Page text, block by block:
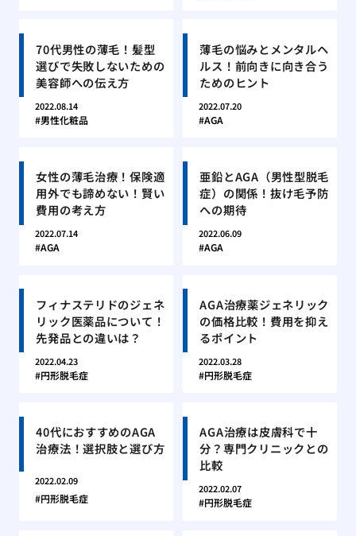
70代男性の薄毛！髪型
選びで失敗しないための
美容師への伝え方
2022.08.14
男性化粧品
薄毛の悩みとメンタルヘ
ルス！前向きに向き合う
ためのヒント
2022.07.20
AGA
女性の薄毛治療！保険適
用外でも諦めない！賢い
費用の考え方
2022.07.14
AGA
亜鉛とAGA（男性型脱毛
症）の関係！抜け毛予防
への期待
2022.06.09
AGA
フィナステリドのジェネ
リック医薬品について！
先発品との違いは？
2022.04.23
円形脱毛症
AGA治療薬ジェネリック
の価格比較！費用を抑え
るポイント
2022.03.28
円形脱毛症
40代におすすめのAGA
治療法！選択肢と選び方
2022.02.09
円形脱毛症
AGA治療は皮膚科で十
分？専門クリニックとの
比較
2022.02.07
円形脱毛症